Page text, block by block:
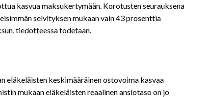
kasvua maksukertymään. Korotusten seurauksena
selvityksen mukaan vain 43 prosenttia
tiedotteessa todetaan.
eläkeläisten keskimääräinen ostovoima kasvaa
mukaan eläkeläisten reaalinen ansiotaso on jo